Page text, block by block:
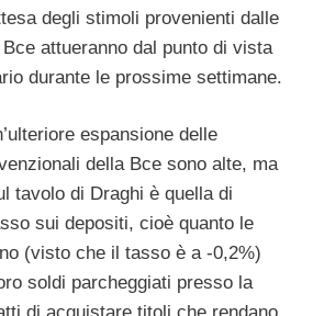
degli stimoli provenienti dalle
attueranno dal punto di vista
durante le prossime settimane.
espansione delle
della Bce sono alte, ma
tavolo di Draghi è quella di
sui depositi, cioè quanto le
(visto che il tasso è a -0,2%)
soldi parcheggiati presso la